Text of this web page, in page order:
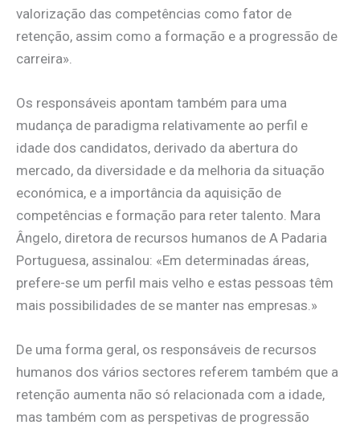
valorização das competências como fator de
retenção, assim como a formação e a progressão de
carreira».
Os responsáveis apontam também para uma
mudança de paradigma relativamente ao perfil e
idade dos candidatos, derivado da abertura do
mercado, da diversidade e da melhoria da situação
económica, e a importância da aquisição de
competências e formação para reter talento. Mara
Ângelo, diretora de recursos humanos de A Padaria
Portuguesa, assinalou: «Em determinadas áreas,
prefere-se um perfil mais velho e estas pessoas têm
mais possibilidades de se manter nas empresas.»
De uma forma geral, os responsáveis de recursos
humanos dos vários sectores referem também que a
retenção aumenta não só relacionada com a idade,
mas também com as perspetivas de progressão